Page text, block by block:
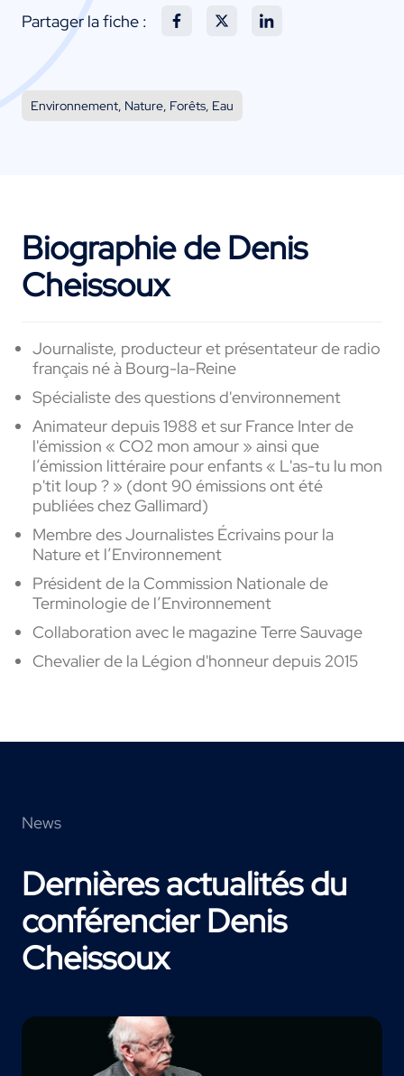
Partager la fiche :
Environnement, Nature, Forêts, Eau
Biographie de Denis
Cheissoux
Journaliste, producteur et présentateur de radio
français né à Bourg-la-Reine
Spécialiste des questions d'environnement
Animateur depuis 1988 et sur France Inter de
l'émission « CO2 mon amour » ainsi que
l’émission littéraire pour enfants« L'as-tu lu mon
p'tit loup ? » (dont 90 émissions ont été
publiées chez Gallimard)
Membre des Journalistes Écrivains pour la
Nature et l’Environnement
Président de la Commission Nationale de
Terminologie de l’Environnement
Collaboration avec le magazine Terre Sauvage
Chevalier de la Légion d'honneur depuis 2015
News
Dernières actualités du
conférencier Denis
Cheissoux